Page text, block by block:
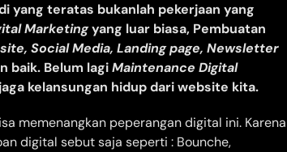
yang teratas bukanlah pekerjaan yang
Marketingyang luar biasa, Pembuatan
Social Media, Landing page, Newsletter
baik. Belum lagiMaintenance Digital
kelansungan hidup dari website kita.
memenangkan peperangan digital ini. Karena
digital sebut saja seperti : Bounche,